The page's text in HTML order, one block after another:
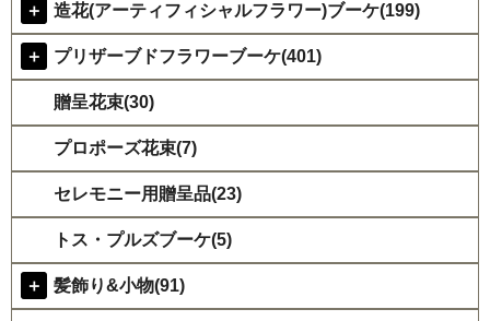
＋ 造花(アーティフィシャルフラワー)ブーケ(199)
＋ プリザーブドフラワーブーケ(401)
贈呈花束(30)
プロポーズ花束(7)
セレモニー用贈呈品(23)
トス・プルズブーケ(5)
＋ 髪飾り&小物(91)